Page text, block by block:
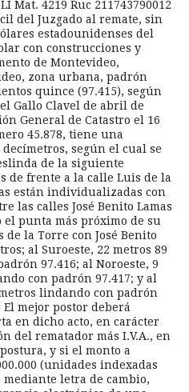
Mat. 4219 Ruc 211743790012
del Juzgado al remate, sin
estadounidenses del
con construcciones y
de Montevideo,
zona urbana, padrón
quince (97.415), según
Gallo Clavel de abril de
General de Catastro el 16
45.878, tiene una
según el cual se
de la siguiente
de frente a la calle Luis de la
están individualizadas con
las calles José Benito Lamas
el punta más próximo de su
la Torre con José Benito
al Suroeste, 22 metros 89
97.416; al Noroeste, 9
con padrón 97.417; y al
lindando con padrón
El mejor postor deberá
en dicho acto, en carácter
del rematador más I.V.A., en
y si el monto a
(unidades indexadas
letra de cambio,